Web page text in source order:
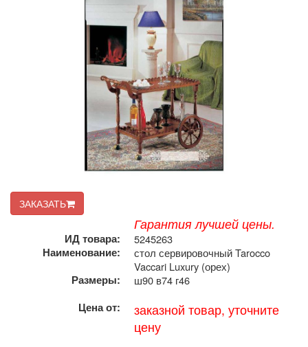
ЗАКАЗАТЬ
Гарантия лучшей цены.
ИД товара:
5245263
Наименование:
стол сервировочный Tarocco
Vaccari Luxury (орех)
Размеры:
ш90 в74 г46
Цена от:
заказной товар, уточните
цену